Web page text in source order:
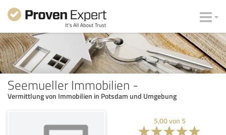
Seemueller Immobilien -
Vermittlung von Immobilien in Potsdam und Umgebung
5,00von 5